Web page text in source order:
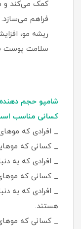
کمک می‌کند و
فراهم
ریشه مو،
سلامت پوست
شامپو حجم دهنده
کسانی مناسب
_ افرادی که
_ کسانی که
_ افرادی که به
_ کسانی که
_ افرادی که به
هستند.
_ کسانی که